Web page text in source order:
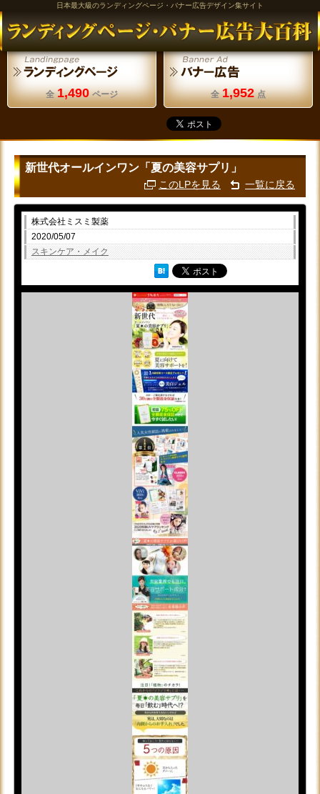
日本最大級のランディングページ・バナー広告デザイン集サイト
全 1,490 ページ 全 1,952 点
新世代オールインワン「夏の美容サプリ」
このLPを見る 一覧に戻る
株式会社ミスミ製薬
2020/05/07
スキンケア・メイク